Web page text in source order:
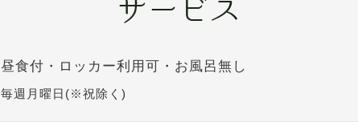
昼食付・ロッカー利用可・お風呂無し
毎週月曜日(※祝除く)